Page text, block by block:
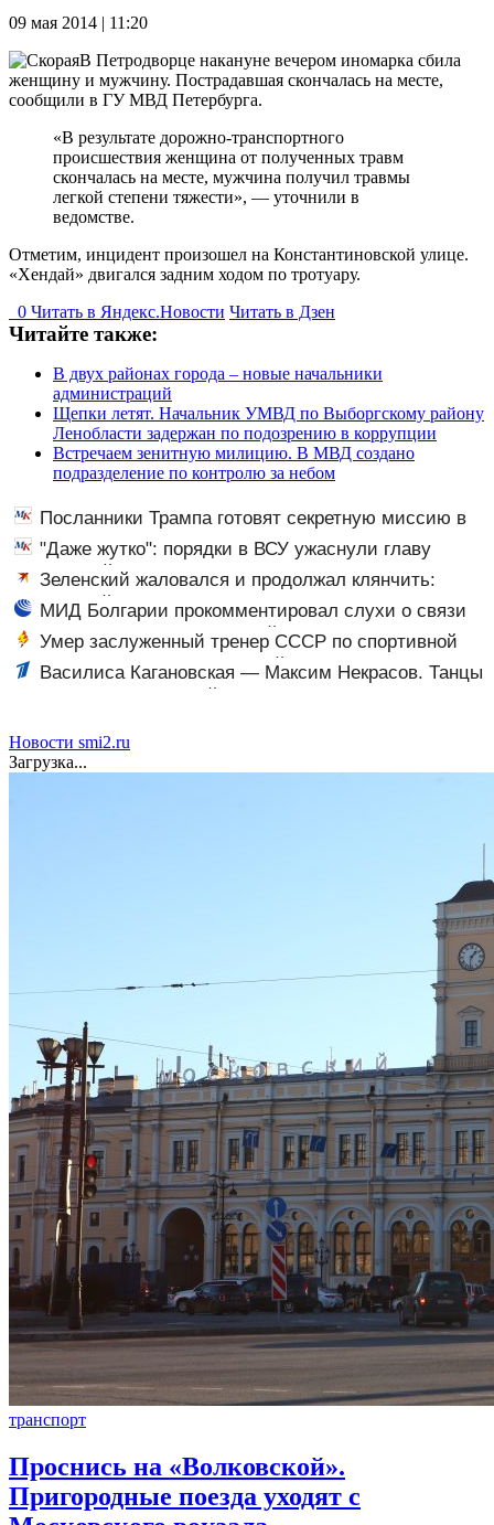
09 мая 2014 | 11:20
В Петродворце накануне вечером иномарка сбила
женщину и мужчину. Пострадавшая скончалась на месте,
сообщили в ГУ МВД Петербурга.
«В результате дорожно-транспортного
происшествия женщина от полученных травм
скончалась на месте, мужчина получил травмы
легкой степени тяжести», — уточнили в
ведомстве.
Отметим, инцидент произошел на Константиновской улице.
«Хендай» двигался задним ходом по тротуару.
0 Читать в Яндекс.Новости Читать в Дзен
Читайте также:
В двух районах города – новые начальники
администраций
Щепки летят. Начальник УМВД по Выборгскому району
Ленобласти задержан по подозрению в коррупции
Встречаем зенитную милицию. В МВД создано
подразделение по контролю за небом
Посланники Трампа готовят секретную миссию в
Москву и Киев
"Даже жутко": порядки в ВСУ ужаснули главу
британской армии
Зеленский жаловался и продолжал клянчить:
украинский просрочка превратил пресс-конференцию
в Сербии в фарс
МИД Болгарии прокомментировал слухи о связи
главы ведомства с Британией
Умер заслуженный тренер СССР по спортивной
гимнастике Леонид Выдрицкий
Василиса Кагановская — Максим Некрасов. Танцы
на льду. Произвольный танец. Санкт-Петербург. Гран-
Новости smi2.ru
Загрузка...
транспорт
Проснись на «Волковской».
Пригородные поезда уходят с